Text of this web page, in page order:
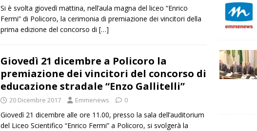
Si è svolta giovedì mattina, nell’aula magna del liceo “Enrico
Fermi” di Policoro, la cerimonia di premiazione dei vincitori della
prima edizione del concorso di […]
Giovedì 21 dicembre a Policoro la
premiazione dei vincitori del concorso di
educazione stradale “Enzo Gallitelli”
20 Dicembre 2017 Emmenews 0
Giovedì 21 dicembre alle ore 11.00, presso la sala dell’auditorium
del Liceo Scientifico “Enrico Fermi” a Policoro, si svolgerà la